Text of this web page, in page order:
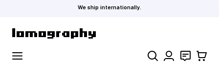
We ship internationally.
検索 お問い合わ
カート